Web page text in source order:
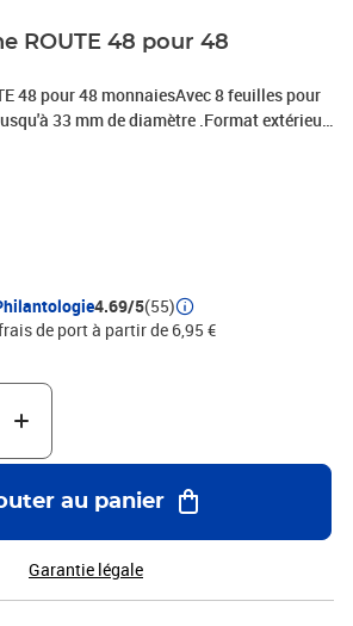
ROUTE 48 pour 48
48 pour 48 monnaiesAvec 8 feuilles pour
33 mm de diamètre .Format extérieur
de poche ROUTE peuvent être
avec des insertions en PVC sans
est ouatinée bleu foncé avec un motif
4.69/5(55)
de port à partir de 6,95 €
au panier
Garantie légale